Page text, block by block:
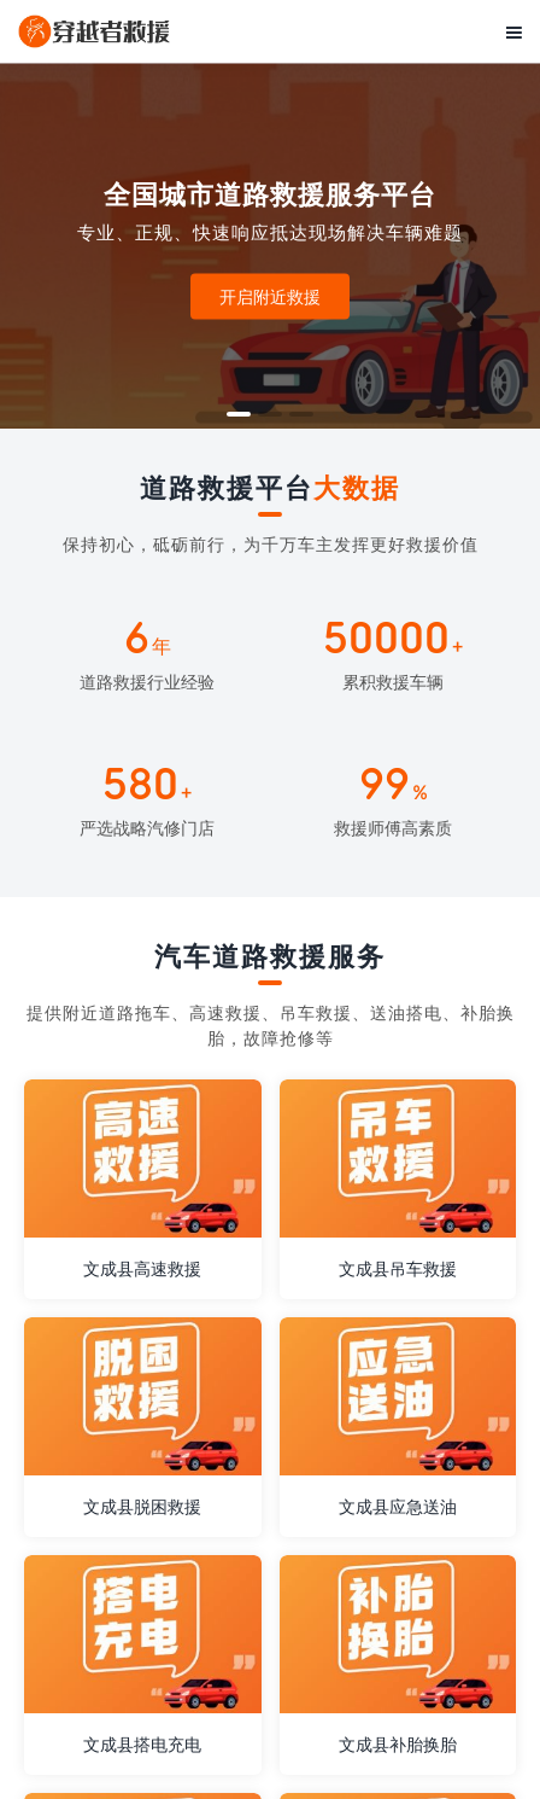

全国城市道路救援服务平台
专业、正规、快速响应抵达现场解决车辆难题
开启附近救援
道路救援平台大数据
保持初心，砥砺前行，为千万车主发挥更好救援价值
6年
道路救援行业经验
50000 +
累积救援车辆
580 +
严选战略汽修门店
99 %
救援师傅高素质
汽车道路救援服务
提供附近道路拖车、高速救援、吊车救援、送油搭电、补胎换
胎，故障抢修等
文成县高速救援 文成县吊车救援
文成县脱困救援 文成县应急送油
文成县搭电充电 文成县补胎换胎